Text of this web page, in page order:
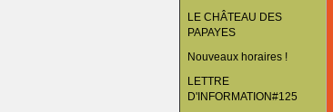
LE CHÂTEAU DES
PAPAYES
Nouveaux horaires !
LETTRE
D'INFORMATION#125